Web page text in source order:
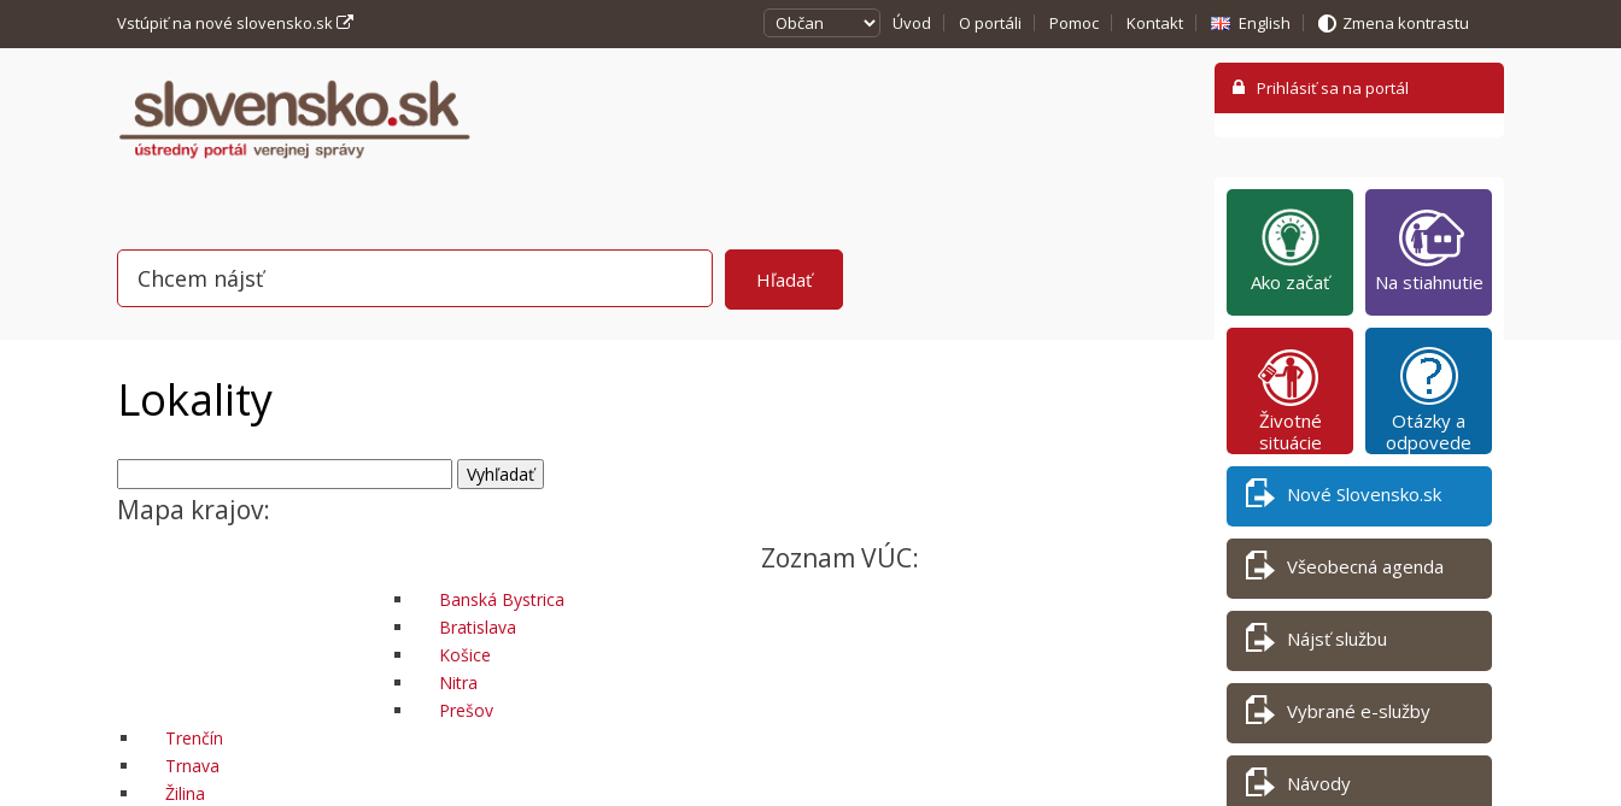
Vstúpiť na nové slovensko.sk Úvod O portáli Pomoc Kontakt English Zmena kontrastu
Lokality
Mapa krajov:
Zoznam VÚC:
Banská Bystrica
Bratislava
Košice
Nitra
Prešov
Trenčín
Trnava
Žilina
Ako začať Na stiahnutie
Životné
situácie
Otázky a
odpovede
Nové Slovensko.sk
Všeobecná agenda
Nájsť službu
Vybrané e-služby
Návody